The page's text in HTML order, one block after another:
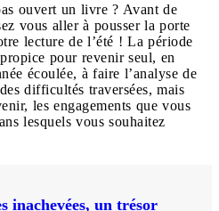
ouvert un livre ? Avant de
vous aller à pousser la porte
lecture de l’été ! La période
pour revenir seul, en
écoulée, à faire l’analyse de
difficultés traversées, mais
les engagements que vous
lesquels vous souhaitez
inachevées, un trésor